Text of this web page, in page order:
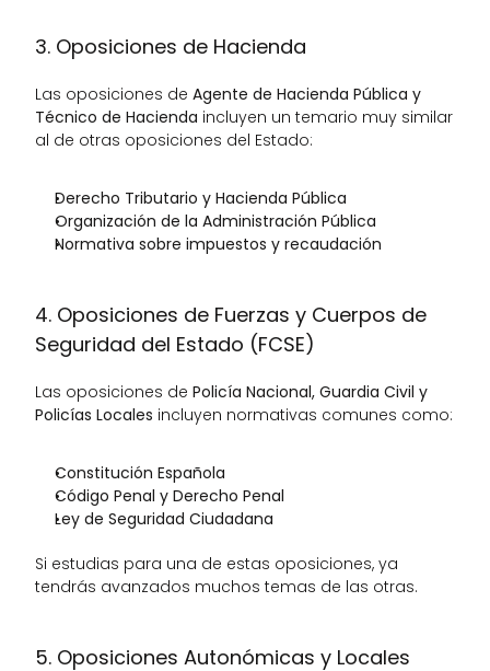
3. Oposiciones de Hacienda
Las oposiciones de Agente de Hacienda Pública y
Técnico de Hacienda incluyen un temario muy similar
al de otras oposiciones del Estado:
Derecho Tributario y Hacienda Pública
Organización de la Administración Pública
Normativa sobre impuestos y recaudación
4. Oposiciones de Fuerzas y Cuerpos de
Seguridad del Estado (FCSE)
Las oposiciones de Policía Nacional, Guardia Civil y
Policías Locales incluyen normativas comunes como:
Constitución Española
Código Penal y Derecho Penal
Ley de Seguridad Ciudadana
Si estudias para una de estas oposiciones, ya
tendrás avanzados muchos temas de las otras.
5. Oposiciones Autonómicas y Locales